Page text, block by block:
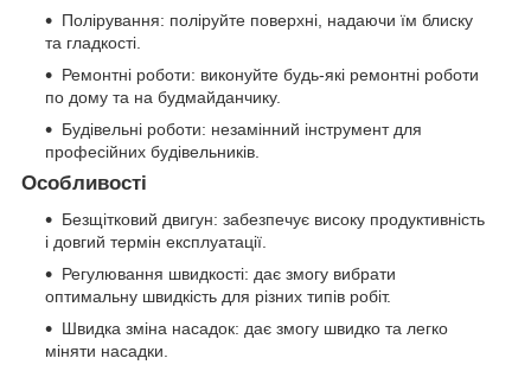
Полірування: поліруйте поверхні, надаючи їм блиску
та гладкості.
Ремонтні роботи: виконуйте будь-які ремонтні роботи
по дому та на будмайданчику.
Будівельні роботи: незамінний інструмент для
професійних будівельників.
Особливості
Безщітковий двигун: забезпечує високу продуктивність
і довгий термін експлуатації.
Регулювання швидкості: дає змогу вибрати
оптимальну швидкість для різних типів робіт.
Швидка зміна насадок: дає змогу швидко та легко
міняти насадки.